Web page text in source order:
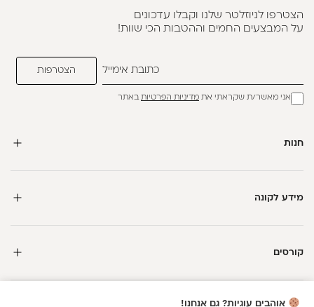
הצטרפו לניוזלטר שלנו וקבלו עדכונים
על המבצעים החמים וההטבות הכי שוות!
אני מאשר/ת שקראתי את מדיניות הפרטיותבאתר
חנות
מידע לקונה
קורסים
אוהבים עוגיות? גם אנחנו!